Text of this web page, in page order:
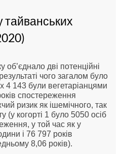
тайванських
дві потенційні
чого загалом було
4 143 були вегетаріанцями
спостереження
ризик як ішемічного, так
(у когорті 1 було 5050 осіб
у той час як у
і 76 797 років
8,06 років).